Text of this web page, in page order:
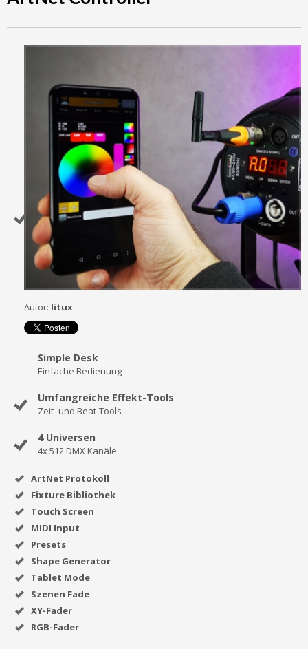
Autor: litux
Simple Desk
Einfache Bedienung
Umfangreiche Effekt-Tools
Zeit- und Beat-Tools
4 Universen
4x 512 DMX Kanäle
ArtNet Protokoll
Fixture Bibliothek
Touch Screen
MIDI Input
Presets
Shape Generator
Tablet Mode
Szenen Fade
XY-Fader
RGB-Fader